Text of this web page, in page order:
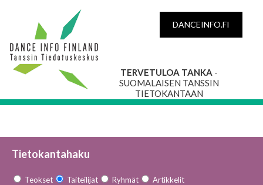
DANCEINFO.FI
TERVETULOA TANKA -
SUOMALAISEN TANSSIN
TIETOKANTAAN
Tietokantahaku
Teokset Taiteilijat Ryhmät Artikkelit